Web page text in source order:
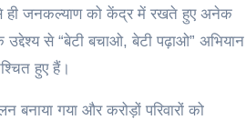
से ही जनकल्याण को केंद्र में रखते हुए अनेक
से “बेटी बचाओ, बेटी पढ़ाओ” अभियान
हुए हैं।
गया और करोड़ों परिवारों को